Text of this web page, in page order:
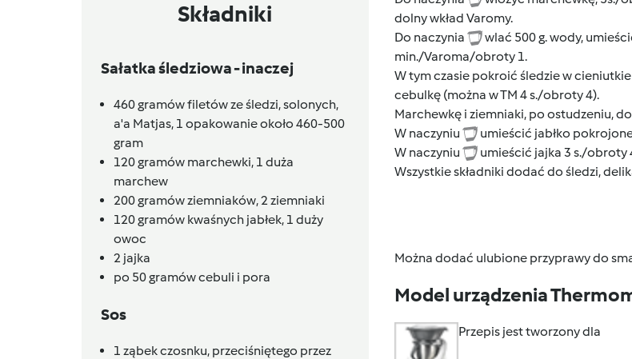
Składniki
Sałatka śledziowa - inaczej
460gramówfiletów ze śledzi, solonych,
a'a Matjas, 1 opakowanie około 460-500
gram
120gramów marchewki, 1 duża
marchew
200gramówziemniaków,2 ziemniaki
120gramów kwaśnych jabłek, 1 duży
owoc
2 jajka
po 50gramówcebuli i pora
Sos
1 ząbek czosnku, przeciśniętego przez
dolny wkład Varomy.
Do naczynia
wlać 500 g. wody,
min./Varoma/obroty 1.
W tym czasie pokroić śledzie w
cebulkę (można w TM 4 s./obroty 4).
Marchewkę i ziemniaki, po ostudzeniu,
W naczyniu
umieścić jabłko
W naczyniu
umieścić jajka 3 s./obroty
Wszystkie składniki dodać do śledzi,
Można dodać ulubione przyprawy do
Model urządzenia
Przepis jest tworzony dla